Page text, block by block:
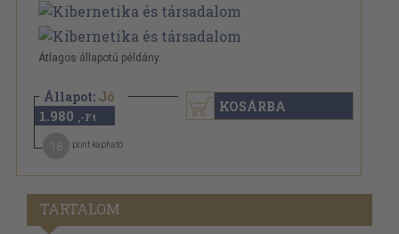
Átlagos állapotú példány.
Állapot: Jó
1.980 ,-Ft
pont kapható
KOSÁRBA
TARTALOM